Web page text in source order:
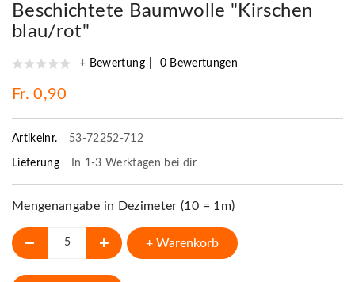
Beschichtete Baumwolle "Kirschen
blau/rot"
+ Bewertung 0 Bewertungen
Fr. 0,90
Artikelnr. 53-72252-712
Lieferung In 1-3 Werktagen bei dir
Mengenangabe in Dezimeter (10 = 1m)
+ Warenkorb